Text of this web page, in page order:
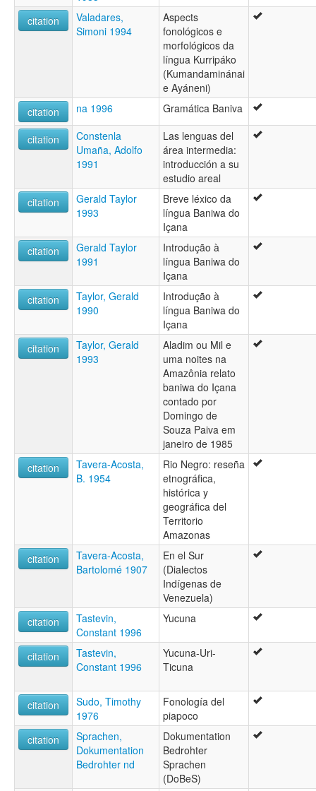
citation
Valadares,
Simoni 1994
Aspects
fonológicos e
morfológicos da
língua Kurripáko
(Kumandaminánai
e Ayáneni)
citation
na 1996 Gramática Baniva
citation
Constenla
Umaña, Adolfo
1991
Las lenguas del
área intermedia:
introducción a su
estudio areal
citation
Gerald Taylor
1993
Breve léxico da
língua Baniwa do
Içana
citation
Gerald Taylor
1991
Introdução à
língua Baniwa do
Içana
citation
Taylor, Gerald
1990
Introdução à
língua Baniwa do
Içana
citation
Taylor, Gerald
1993
Aladim ou Mil e
uma noites na
Amazônia relato
baniwa do Içana
contado por
Domingo de
Souza Paiva em
janeiro de 1985
citation
Tavera-Acosta,
B. 1954
Rio Negro: reseña
etnográfica,
histórica y
geográfica del
Territorio
Amazonas
citation
Tavera-Acosta,
Bartolomé 1907
En el Sur
(Dialectos
Indígenas de
Venezuela)
citation
Tastevin,
Constant 1996
Yucuna
citation
Tastevin,
Constant 1996
Yucuna-Uri-
Ticuna
citation
Sudo, Timothy
1976
Fonología del
piapoco
citation
Sprachen,
Dokumentation
Bedrohter nd
Dokumentation
Bedrohter
Sprachen
(DoBeS)